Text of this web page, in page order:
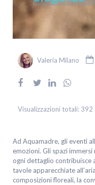
Valeria Milano
Visualizzazioni totali: 392
Ad Aquamadre, gli eventi
emozioni. Gli spazi
ogni dettaglio contribuisce
tavole apparecchiate
composizioni floreali, la